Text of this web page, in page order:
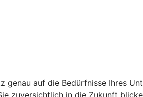
auf die Bedürfnisse Ihres
zuversichtlich in die Zukunft